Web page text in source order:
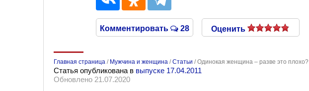
Комментировать 28 Оценить
Главная страница / Мужчина и женщина /Статьи /Одинокая женщина – разве это плохо?
Статья опубликована в выпуске 17.04.2011
Обновлено 21.07.2020